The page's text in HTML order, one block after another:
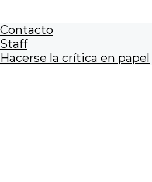
Contacto
Staff
Hacerse la crítica en papel